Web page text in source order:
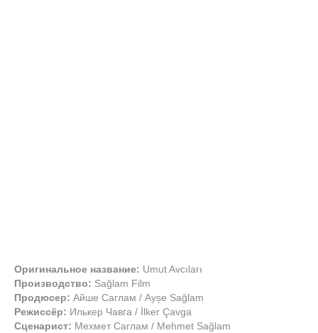
Оригинальное название: Umut Avcıları
Производство: Sağlam Film
Продюсер: Айше Саглам / Ayșe Sağlam
Режиссёр: Илькер Чавга / İlker Çavga
Сценарист: Мехмет Саглам / Mehmet Sağlam